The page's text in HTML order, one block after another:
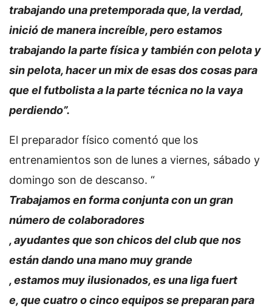
trabajando una pretemporada que, la verdad,
inició de manera increíble, pero estamos
trabajando la parte física y también con pelota y
sin pelota, hacer un mix de esas dos cosas para
que el futbolista a la parte técnica no la vaya
perdiendo”.
El preparador físico comentó que los
entrenamientos son de lunes a viernes, sábado y
domingo son de descanso. “
Trabajamos en forma conjunta con un gran
número de colaboradores
, ayudantes que son chicos del club que nos
están dando una mano muy grande
, estamos muy ilusionados, es una liga fuert
e, que cuatro o cinco equipos se preparan para